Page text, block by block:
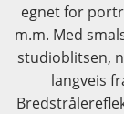
egnet for
m.m. Med
studioblitsen,
langveis